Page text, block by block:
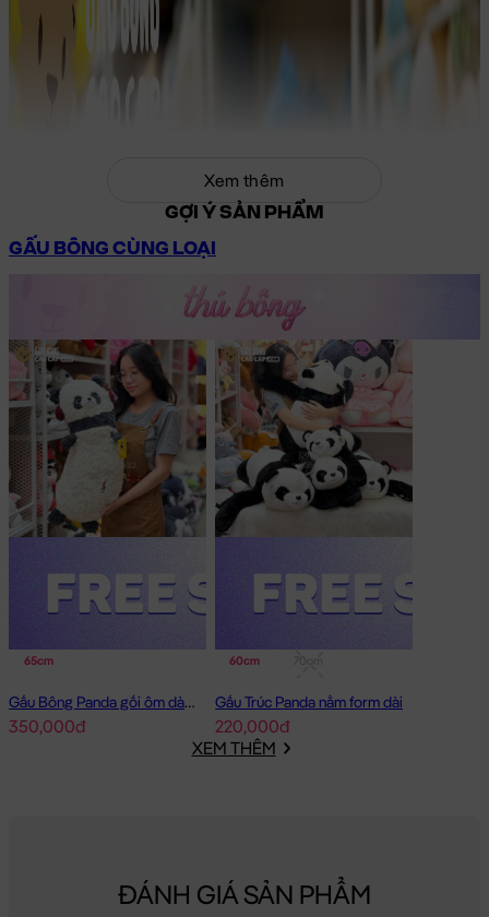
Xem thêm
GỢI Ý SẢN PHẨM
GẤU BÔNG CÙNG LOẠI
65cm
Gấu Bông Panda gối ôm dài đeo HeadPhone
350,000đ
60cm
Gấu Trúc Panda nằm form dài
220,000đ
XEM THÊM
ĐÁNH GIÁ SẢN PHẨM